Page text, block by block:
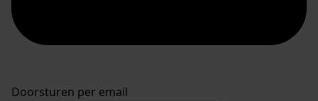
Doorsturen per email